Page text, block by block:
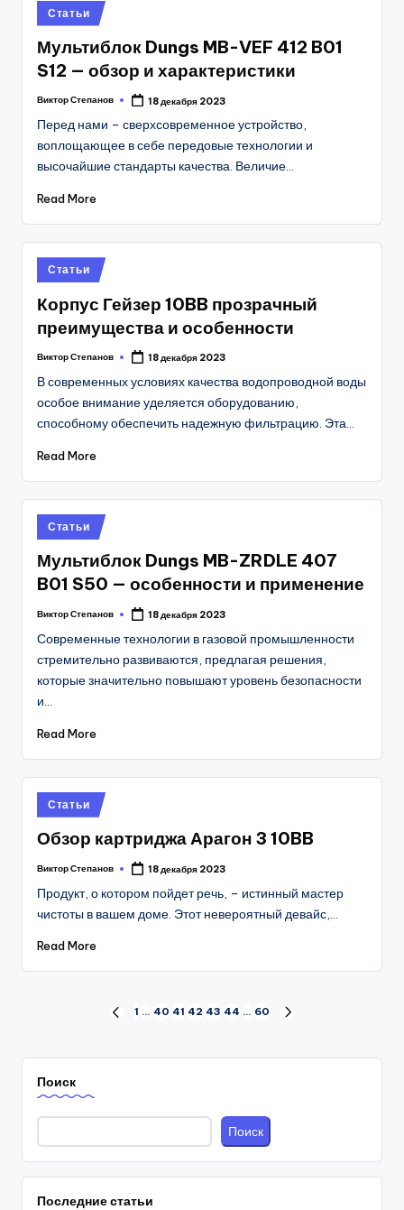
Posted
in
Статьи
Мультиблок Dungs MB-VEF 412 B01
S12 — обзор и характеристики
Posted
Виктор Степанов 18 декабря 2023
Перед нами – сверхсовременное устройство,
воплощающее в себе передовые технологии и
высочайшие стандарты качества. Величие…
Read More
Posted
in
Статьи
Корпус Гейзер 10BB прозрачный
преимущества и особенности
Posted
Виктор Степанов 18 декабря 2023
В современных условиях качества водопроводной воды
особое внимание уделяется оборудованию,
способному обеспечить надежную фильтрацию. Эта…
Read More
Posted
in
Статьи
Мультиблок Dungs MB-ZRDLE 407
B01 S50 — особенности и применение
Posted
Виктор Степанов 18 декабря 2023
Современные технологии в газовой промышленности
стремительно развиваются, предлагая решения,
которые значительно повышают уровень безопасности
и…
Read More
Posted
in
Статьи
Обзор картриджа Арагон 3 10BB
Posted
Виктор Степанов 18 декабря 2023
Продукт, о котором пойдет речь, – истинный мастер
чистоты в вашем доме. Этот невероятный девайс,…
Read More
Пагинация
записей
PREVIOUS
1 … 40 41 42 43 44 … 60
Поиск
Поиск
Последние статьи